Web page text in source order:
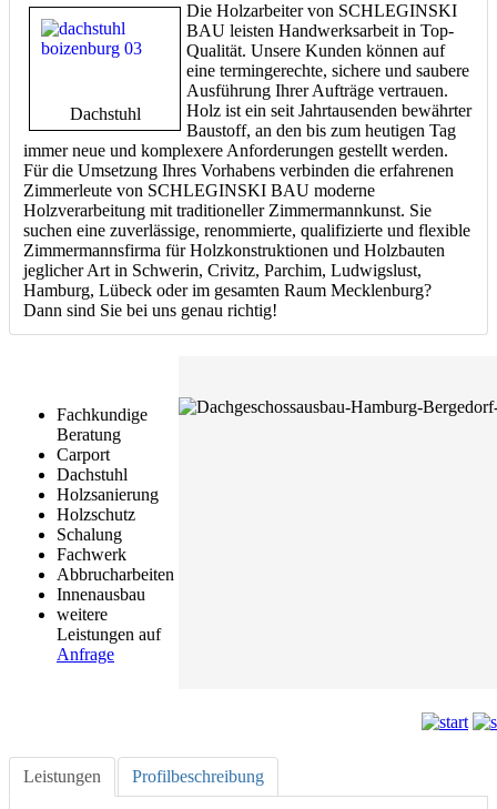
Dachstuhl
Die Holzarbeiter von SCHLEGINSKI
BAU leisten Handwerksarbeit in Top-
Qualität. Unsere Kunden können auf
eine termingerechte, sichere und saubere
Ausführung Ihrer Aufträge vertrauen.
Holz ist ein seit Jahrtausenden bewährter
Baustoff, an den bis zum heutigen Tag
immer neue und komplexere Anforderungen gestellt werden.
Für die Umsetzung Ihres Vorhabens verbinden die erfahrenen
Zimmerleute von SCHLEGINSKI BAU moderne
Holzverarbeitung mit traditioneller Zimmermannkunst. Sie
suchen eine zuverlässige, renommierte, qualifizierte und flexible
Zimmermannsfirma für Holzkonstruktionen und Holzbauten
jeglicher Art in Schwerin, Crivitz, Parchim, Ludwigslust,
Hamburg, Lübeck oder im gesamten Raum Mecklenburg?
Dann sind Sie bei uns genau richtig!
Fachkundige
Beratung
Carport
Dachstuhl
Holzsanierung
Holzschutz
Schalung
Fachwerk
Abbrucharbeiten
Innenausbau
weitere
Leistungen auf
Anfrage
Leistungen Profilbeschreibung